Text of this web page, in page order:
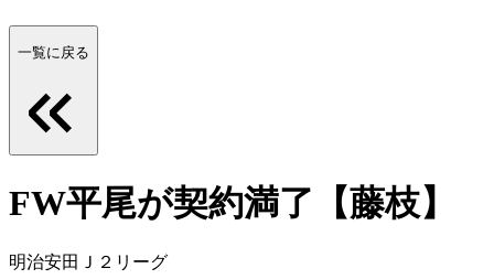
一覧に戻る
FW平尾が契約満了【藤枝】
明治安田Ｊ２リーグ